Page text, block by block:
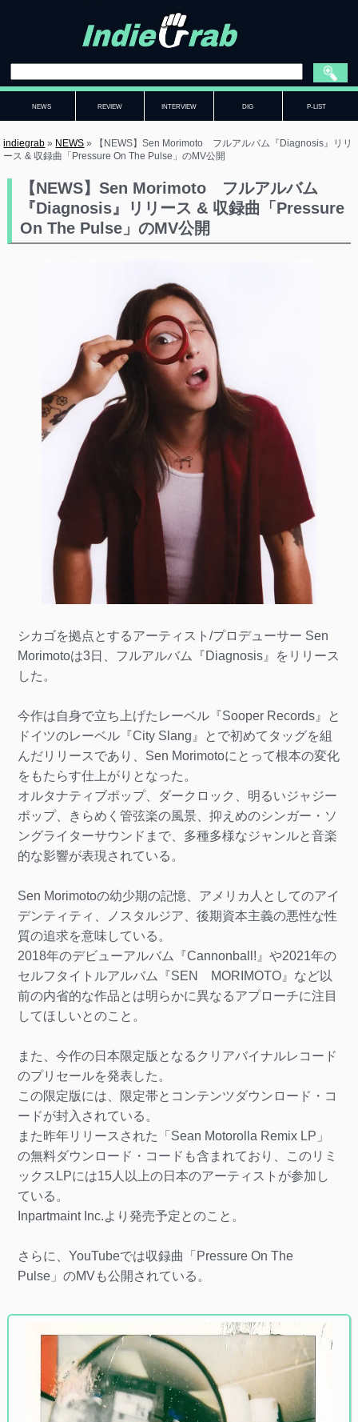
NEWS REVIEW INTERVIEW DIG P-LIST
indiegrab » NEWS »
【NEWS】Sen Morimoto フルアルバム『Diagnosis』リリ
ース & 収録曲「Pressure On The Pulse」のMV公開
【NEWS】Sen Morimoto フルアルバム
『Diagnosis』リリース & 収録曲「Pressure
On The Pulse」のMV公開
シカゴを拠点とするアーティスト/プロデューサー Sen
Morimotoは3日、フルアルバム『Diagnosis』をリリース
した。
今作は自身で立ち上げたレーベル『Sooper Records』と
ドイツのレーベル『City Slang』とで初めてタッグを組
んだリリースであり、Sen Morimotoにとって根本の変化
をもたらす仕上がりとなった。
オルタナティブポップ、ダークロック、明るいジャジー
ポップ、きらめく管弦楽の風景、抑えめのシンガー・ソ
ングライターサウンドまで、多種多様なジャンルと音楽
的な影響が表現されている。
Sen Morimotoの幼少期の記憶、アメリカ人としてのアイ
デンティティ、ノスタルジア、後期資本主義の悪性な性
質の追求を意味している。
2018年のデビューアルバム『Cannonball!』や2021年の
セルフタイトルアルバム『SEN MORIMOTO』など以
前の内省的な作品とは明らかに異なるアプローチに注目
してほしいとのこと。
また、今作の日本限定版となるクリアバイナルレコード
のプリセールを発表した。
この限定版には、限定帯とコンテンツダウンロード・コ
ードが封入されている。
また昨年リリースされた「Sean Motorolla Remix LP」
の無料ダウンロード・コードも含まれており、このリミ
ックスLPには15人以上の日本のアーティストが参加し
ている。
Inpartmaint Inc.より発売予定とのこと。
さらに、YouTubeでは収録曲「Pressure On The
Pulse」のMVも公開されている。